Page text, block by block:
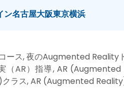
ン名古屋大阪東京横浜
ース, 夜のAugmented Reality
（AR）指導, AR
ラス, AR (Augmented